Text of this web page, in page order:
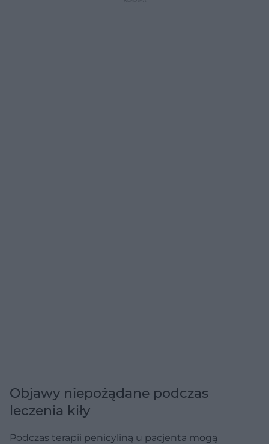
Objawy niepożądane podczas
leczenia kiły
Podczas terapii penicyliną u pacjenta mogą